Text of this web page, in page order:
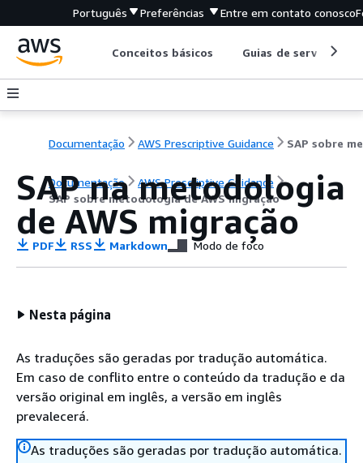
Português Preferências Entre em contato conosco
Conceitos básicos Guias de serviço
Documentação AWS Prescriptive Guidance
Documentação
AWS Prescriptive Guidance
SAP sobre metodologia de AWS migração
SAP na metodologia
de AWS migração
PDF RSS Markdown Modo de foco
Nesta página
As traduções são geradas por tradução automática.
Em caso de conflito entre o conteúdo da tradução e da
versão original em inglês, a versão em inglês
prevalecerá.
As traduções são geradas por tradução automática.